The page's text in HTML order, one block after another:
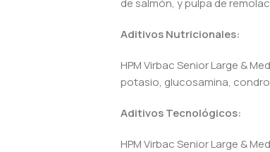
de salmón, y pulpa de
Aditivos Nutricionales:
HPM Virbac Senior Large &
potasio, glucosamina,
Aditivos Tecnológicos:
HPM Virbac Senior Large &